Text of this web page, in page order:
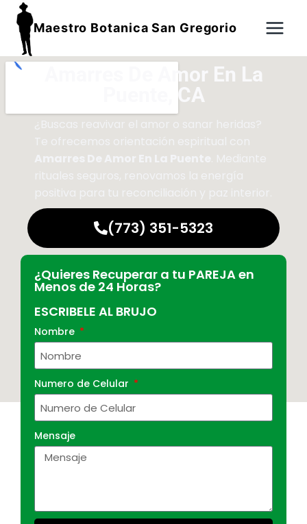
Maestro Botanica San Gregorio
Amarres De Amor En La
Puente, CA
¿Buscas reavivar el amor o sanar heridas?
Te ofrecemos orientación espiritual con
Amarres De Amor En La Puente . Mediante
rituales seguros, renovamos la energía
positiva para tu reconciliación y paz interior.
(773) 351-5323
¿Quieres Recuperar a tu PAREJA en
Menos de 24 Horas?
ESCRIBELE AL BRUJO
Nombre
Numero de Celular
Mensaje